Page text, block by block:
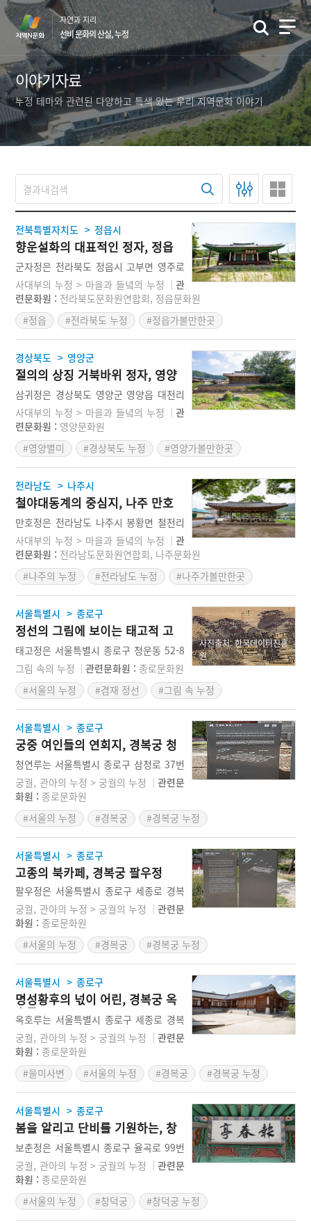
본
문
로
가
기
자연과 지리
선비 문화의 산실, 누정
이야기자료
누정 테마와 관련된 다양하고 특색 있는 우리 지역문화 이야기
전북특별자치도 > 정읍시
향운설화의 대표적인 정자, 정읍
군자정
군자정은 전라북도 정읍시 고부면 영주로
532-7(고부리)에 있는 조선시대의 정자이
다. 전라북도유형문화재 제133호이다. 사
방이 연못으로 둘러 싸인 정자여서 연정
(蓮亭)이라고도 한다. 최초의 창건 연대는
정확히 알 수 없으나 역사가 오래된 정자
이다. 군자정은 고장의 운명과 관련된 향
운설화(鄕運說話)의 대표적인 정자로, 고
을의 운명을 길하게 하기 위해 연정을 파
고 정자를 개보수한 설화와 역사를 함께한
정자이다. 군자정이란 정자명은 주돈이의
「애련설」에서 유래한 것으로, 연꽃을 군
자의 꽃이라 칭한데서 연정을 군자정이라
하였다.
사대부의 누정 > 마을과 들녘의 누정
관
련문화원 : 전라북도문화원연합회, 정읍문화원
#정읍
#전라북도 누정 #정읍가볼만한곳
경상북도 > 영양군
절의의 상징 거북바위 정자, 영양
삼귀정
삼귀정은 경상북도 영양군 영양읍 대천리
945에 있는 조선시대의 정자이다. 경상북
도시도유형문화재 제232호로 지정되어
있다. 용계(龍溪) 오흡(吳潝:1576~1641)
이 병자호란 때 남한산성이 함락되고 인조
가 삼전도에서 항복하자 비분강개하여 세
상과의 인연을 끊고 고향인 영양군 영양읍
대천리 반월산 아래에 초가 정자를 짓고
은거하였다. 이후 후손들이 기와집으로 개
축하여 오늘에 이른다. 삼귀정이란 정자명
은 삼귀정 앞에 정자를 등에 업은 듯한 형
상의 세 거북바위가 엎드려 있는 모습에서
유래하였다.
사대부의 누정 > 마을과 들녘의 누정
관
련문화원 : 영양문화원
#영양별미
#경상북도 누정
#영양가볼만한곳
#영양축제
전라남도 > 나주시
철야대동계의 중심지, 나주 만호
정
만호정은 전라남도 나주시 봉황면 철천리
343-1번지에 있는 조선시대의 정자이다.
전라남도기념물 제145호이다. 고려 초기
에 원일정이 있던 자리에 조선 전기의 무
신 서지(徐祉:1468~1537)가 무송정이라
는 정자를 창건하였다. 이후에 정자명은
쾌심정으로 고쳐졌으며, 1601년(선조 34)
에 임진왜란으로부터 정자를 보호하기 위
해 현재의 위치로 이건하면서 영평정으로
개칭하였다. 1774년(영조 50년)에는 영산
강의 조수를 끌어당긴다는 의미의 만호정
으로 개칭되어 오늘에 이르고 있다. 만호
정을 중심으로 향약과 동규가 마련되어 오
사대부의 누정 > 마을과 들녘의 누정
관
련문화원 : 전라남도문화원연합회, 나주문화원
#나주의 누정
#전라남도 누정 #나주가볼만한곳
사진출처: 한국데이터진흥
원
서울특별시 > 종로구
정선의 그림에 보이는 태고적 고
요함이 깃든, 서울 태고정
태고정은 서울특별시 종로구 청운동 52-8
번지, 지금의 청운초등학교 뒤편에 있었던
조선시대의 정자이다. 이곳은 조선시대에
청풍계라 불리던 골짜기로 19세기 세도정
치의 상징 안동김씨들의 세거지가 있었던
곳이다. 1608년(선조 41)에 병자호란 때
순절한 김상용이 자신의 집에 지은 정자이
다. 정자명은 ‘산이 고요하니 태고(太古)
와 같다.’라는 중국 북송대 문인 당경의 시
귀에서 따왔다. 당시 한양 도성 내의 산천
중 으뜸인 명소로 꼽히었다. 정선이 장동
에서 자라 이곳의 명소를 그림으로 남겨
놓았는데, 태고정도 정선의 그림을 통해
그림 속의 누정 관련문화원 :종로문화원
#서울의 누정
#겸재 정선 #그림 속 누정
서울특별시 > 종로구
궁중 여인들의 연회지, 경복궁 청
연루
청연루는 서울특별시 종로구 삼청로 37번
지 경복궁 내에 있는 누각이다. 원래 대비
의 거처인 자경전 내에 딸린 부속 건물이
다. 1888년(고종 25)에 지어졌다. 경회루
에서 왕과 신하들이 연회를 베풀었던 반면
에 청연루에서는 대비, 왕비, 공주, 군부인
등 궁중 여인들의 연회 장소로 사용되었
다.
궁궐, 관아의 누정 > 궁궐의 누정
관련문
화원 :종로문화원
#서울의 누정
#경복궁 #경복궁 누정
서울특별시 > 종로구
고종의 북카페, 경복궁 팔우정
팔우정은 서울특별시 종로구 세종로 경복
궁 내에 있는 팔각 2층 정자이다. 고종의
서재로 쓰였던 집우재에 딸려 있는 정자
로, 일종의 북카페와 같은 역할을 한 정자
이다. 이곳에서 경치를 감상하며 휴식을
취하기도 하고, 책을 열람하기도 하고, 외
국 사신들을 접견하기도 하였다.
궁궐, 관아의 누정 > 궁궐의 누정
관련문
화원 :종로문화원
#서울의 누정
#경복궁 #경복궁 누정
서울특별시 > 종로구
명성황후의 넋이 어린, 경복궁 옥
호루
옥호루는 서울특별시 종로구 세종로 경복
궁 내에 있는 건청궁 곤녕합에 딸린 누각
이다. 본래 1873년(고종 10)에 건청궁 건
립 때 세워졌으나, 명성황후가 시해된 을
미사변의 현장으로서 1909년 일제에 의해
궁궐, 관아의 누정 > 궁궐의 누정
관련문
화원 :종로문화원
#을미사변
#서울의 누정 #경복궁 #경복궁 누정
서울특별시 > 종로구
봄을 알리고 단비를 기원하는, 창
덕궁 보춘정
보춘정은 서울특별시 종로구 율곡로 99번
지 창덕궁 내 성정각에 딸려 있는 누각이
다. 보춘정 건물의 다른 면에 희우루라는
편액이 걸려있다. 이 누각은 봄이 옴을 알
리고, 가뭄 때 단비를 기원하는 누각이다.
궁궐, 관아의 누정 > 궁궐의 누정
관련문
화원 :종로문화원
#서울의 누정
#창덕궁 #창덕궁 누정